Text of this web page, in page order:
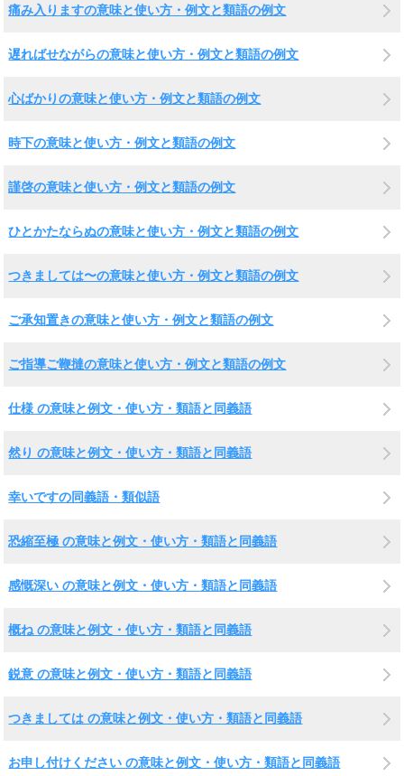
痛み入りますの意味と使い方・例文と類語の例文
遅ればせながらの意味と使い方・例文と類語の例文
心ばかりの意味と使い方・例文と類語の例文
時下の意味と使い方・例文と類語の例文
謹啓の意味と使い方・例文と類語の例文
ひとかたならぬの意味と使い方・例文と類語の例文
つきましては〜の意味と使い方・例文と類語の例文
ご承知置きの意味と使い方・例文と類語の例文
ご指導ご鞭撻の意味と使い方・例文と類語の例文
仕様 の意味と例文・使い方・類語と同義語
然り の意味と例文・使い方・類語と同義語
幸いですの同義語・類似語
恐縮至極 の意味と例文・使い方・類語と同義語
感慨深い の意味と例文・使い方・類語と同義語
概ね の意味と例文・使い方・類語と同義語
鋭意 の意味と例文・使い方・類語と同義語
つきましては の意味と例文・使い方・類語と同義語
お申し付けください の意味と例文・使い方・類語と同義語